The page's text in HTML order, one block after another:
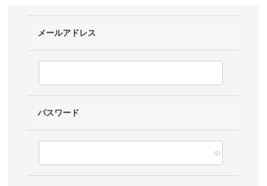
メールアドレス
パスワード